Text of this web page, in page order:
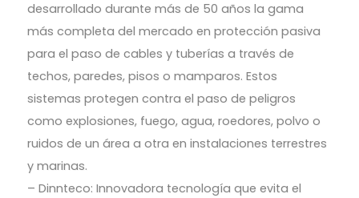
desarrollado durante más de 50 años la gama
más completa del mercado en protección pasiva
para el paso de cables y tuberías a través de
techos, paredes, pisos o mamparos. Estos
sistemas protegen contra el paso de peligros
como explosiones, fuego, agua, roedores, polvo o
ruidos de un área a otra en instalaciones terrestres
y marinas.
– Dinnteco: Innovadora tecnología que evita el